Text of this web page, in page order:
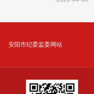
安阳市纪委监委网站